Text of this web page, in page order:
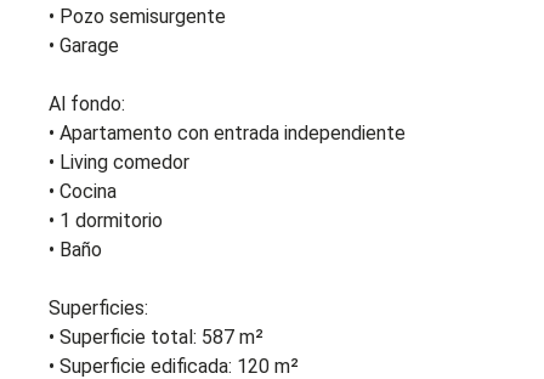
• Pozo semisurgente
• Garage
Al fondo:
• Apartamento con entrada independiente
• Living comedor
• Cocina
• 1 dormitorio
• Baño
Superficies:
• Superficie total: 587 m²
• Superficie edificada: 120 m²